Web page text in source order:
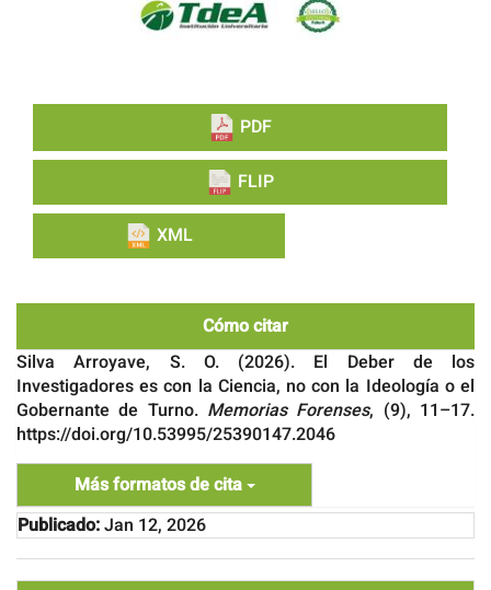
PDF
FLIP
XML
Cómo citar
Silva Arroyave, S. O. (2026). El Deber de los
Investigadores es con la Ciencia, no con la Ideología o el
Gobernante de Turno. Memorias Forenses, (9), 11–17.
https://doi.org/10.53995/25390147.2046
Más formatos de cita
Publicado:Jan 12, 2026